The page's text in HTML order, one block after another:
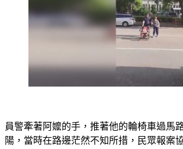
員警牽著阿嬤的手，推著他的輪椅車過馬
陽，當時在路邊茫然不知所措，民眾報案